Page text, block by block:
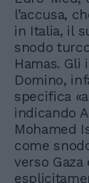
l’accusa,
in Italia, il
snodo
Hamas. Gli
Domino,
specifica
indicando
Mohamed
come
verso